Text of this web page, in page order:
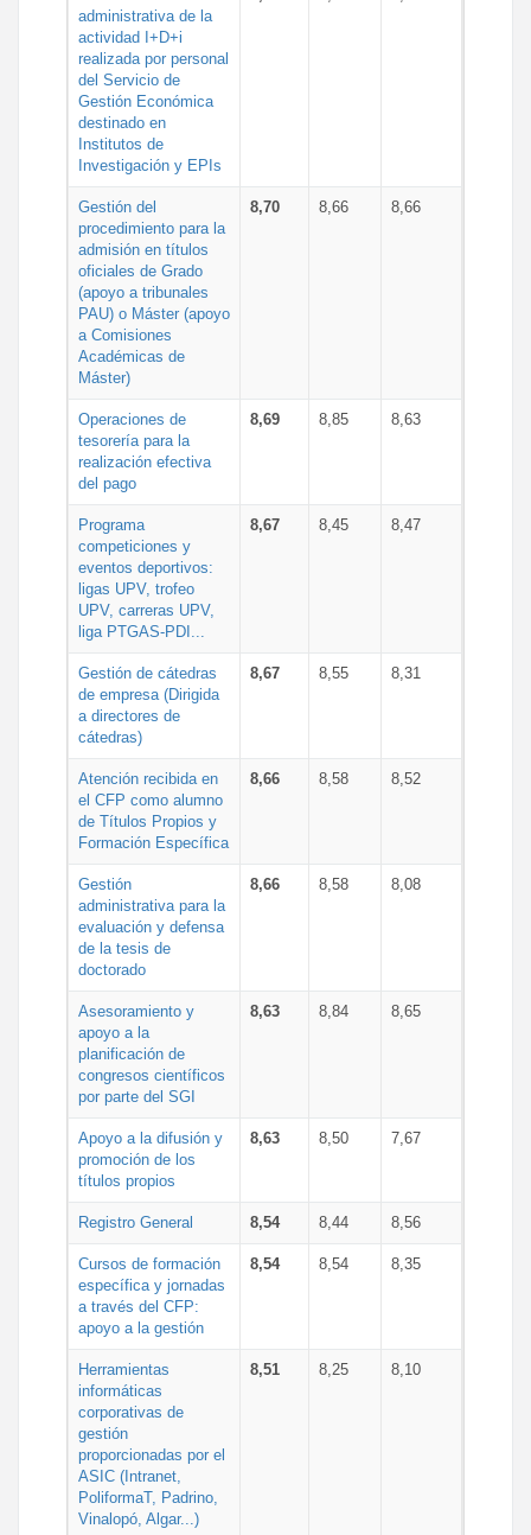
administrativa de la
actividad I+D+i
realizada por personal
del Servicio de
Gestión Económica
destinado en
Institutos de
Investigación y EPIs
Gestión del
procedimiento para la
admisión en títulos
oficiales de Grado
(apoyo a tribunales
PAU) o Máster (apoyo
a Comisiones
Académicas de
Máster)
8,70 8,66 8,66
Operaciones de
tesorería para la
realización efectiva
del pago
8,69 8,85 8,63
Programa
competiciones y
eventos deportivos:
ligas UPV, trofeo
UPV, carreras UPV,
liga PTGAS-PDI...
8,67 8,45 8,47
Gestión de cátedras
de empresa (Dirigida
a directores de
cátedras)
8,67 8,55 8,31
Atención recibida en
el CFP como alumno
de Títulos Propios y
Formación Específica
8,66 8,58 8,52
Gestión
administrativa para la
evaluación y defensa
de la tesis de
doctorado
8,66 8,58 8,08
Asesoramiento y
apoyo a la
planificación de
congresos científicos
por parte del SGI
8,63 8,84 8,65
Apoyo a la difusión y
promoción de los
títulos propios
8,63 8,50 7,67
Registro General 8,54 8,44 8,56
Cursos de formación
específica y jornadas
a través del CFP:
apoyo a la gestión
8,54 8,54 8,35
Herramientas
informáticas
corporativas de
gestión
proporcionadas por el
ASIC (Intranet,
PoliformaT, Padrino,
Vinalopó, Algar...)
8,51 8,25 8,10